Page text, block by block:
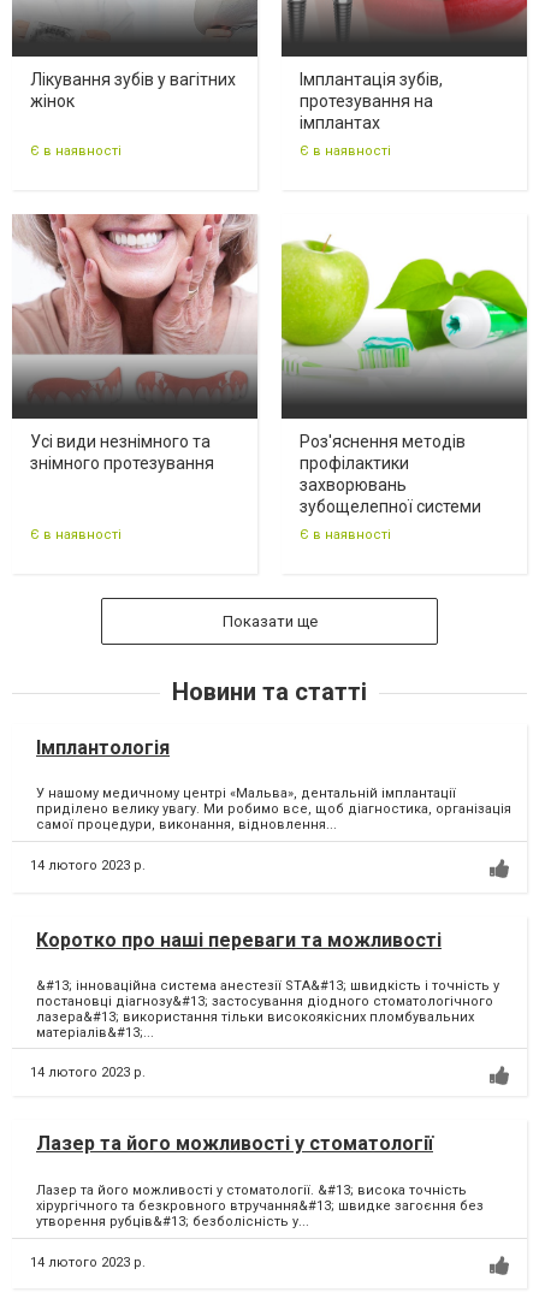
Лікування зубів у вагітних
жінок
Є в наявності
Імплантація зубів,
протезування на
імплантах
Є в наявності
Усі види незнімного та
знімного протезування
Є в наявності
Роз'яснення методів
профілактики
захворювань
зубощелепної системи
Є в наявності
Показати ще
Новини та статті
Імплантологія
У нашому медичному центрі «Мальва», дентальній імплантації
приділено велику увагу. Ми робимо все, щоб діагностика, організація
самої процедури, виконання, відновлення...
14 лютого 2023 р.
Коротко про наші переваги та можливості
&#13; інноваційна система анестезії STA&#13; швидкість і точність у
постановці діагнозу&#13; застосування діодного стоматологічного
лазера&#13; використання тільки високоякісних пломбувальних
матеріалів&#13;...
14 лютого 2023 р.
Лазер та його можливості у стоматології
Лазер та його можливості у стоматології. &#13; висока точність
хірургічного та безкровного втручання&#13; швидке загоєння без
утворення рубців&#13; безболісність у...
14 лютого 2023 р.